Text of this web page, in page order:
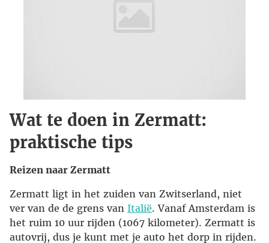
Wat te doen in Zermatt:
praktische tips
Reizen naar Zermatt
Zermatt ligt in het zuiden van Zwitserland, niet
ver van de de grens van Italië. Vanaf Amsterdam is
het ruim 10 uur rijden (1067 kilometer). Zermatt is
autovrij, dus je kunt met je auto het dorp in rijden.